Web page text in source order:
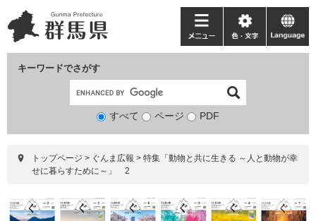
ー
ジ
ニ
ュ
て
キーワードでさがす
検
象
すべて ページ PDF
メ
ニ
ー
色・
文
language
トップページ > ぐんま広報 > 特集「動物と共に生きる ～人と動物が幸
せに暮らすために～」 2